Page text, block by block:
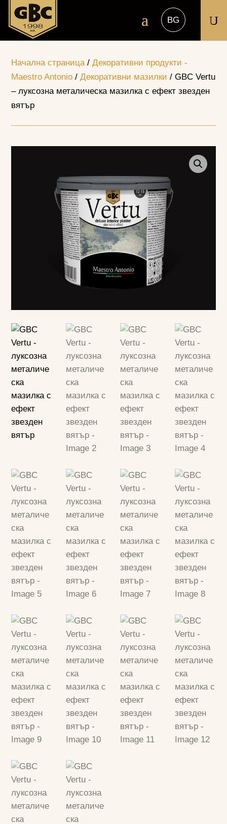
U
Начална страница/Декоративни продукти -
Maestro Antonio /Декоративни мазилки / GBC Vertu
– луксозна металическа мазилка с ефект звезден
вятър